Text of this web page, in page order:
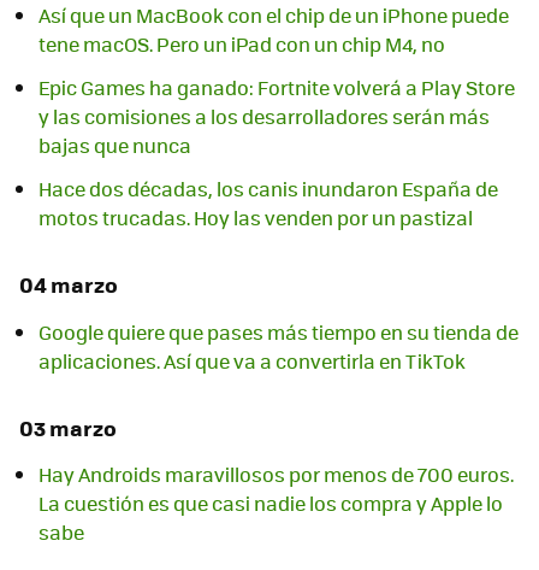
Así que un MacBook con el chip de un iPhone puede
tene macOS. Pero un iPad con un chip M4, no
Epic Games ha ganado: Fortnite volverá a Play Store
y las comisiones a los desarrolladores serán más
bajas que nunca
Hace dos décadas, los canis inundaron España de
motos trucadas. Hoy las venden por un pastizal
04 marzo
Google quiere que pases más tiempo en su tienda de
aplicaciones. Así que va a convertirla en TikTok
03 marzo
Hay Androids maravillosos por menos de 700 euros.
La cuestión es que casi nadie los compra y Apple lo
sabe